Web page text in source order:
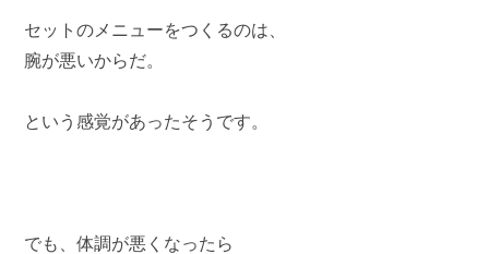
セットのメニューをつくるのは、
腕が悪いからだ。
という感覚があったそうです。
でも、体調が悪くなったら